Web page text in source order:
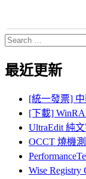
Search
for:
最近更新
[統一發票] 中
[下載]
UltraEdit 純
OCCT 燒機
Wise